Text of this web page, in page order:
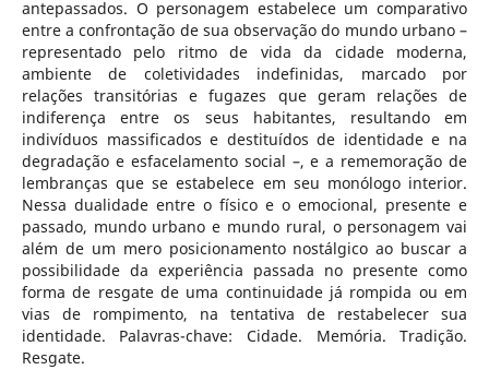
antepassados. O personagem estabelece um comparativo
entre a confrontação de sua observação do mundo urbano –
representado pelo ritmo de vida da cidade moderna,
ambiente de coletividades indefinidas, marcado por
relações transitórias e fugazes que geram relações de
indiferença entre os seus habitantes, resultando em
indivíduos massificados e destituídos de identidade e na
degradação e esfacelamento social –, e a rememoração de
lembranças que se estabelece em seu monólogo interior.
Nessa dualidade entre o físico e o emocional, presente e
passado, mundo urbano e mundo rural, o personagem vai
além de um mero posicionamento nostálgico ao buscar a
possibilidade da experiência passada no presente como
forma de resgate de uma continuidade já rompida ou em
vias de rompimento, na tentativa de restabelecer sua
identidade. Palavras-chave: Cidade. Memória. Tradição.
Resgate.